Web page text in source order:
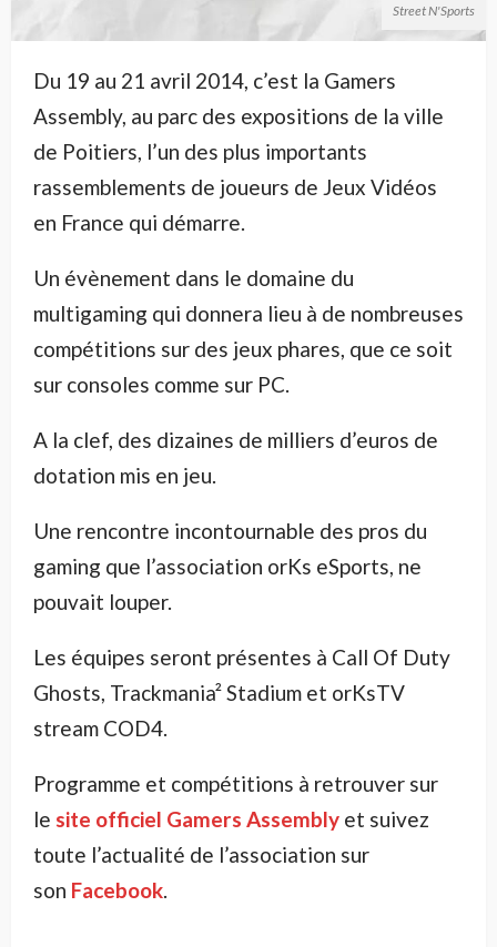
Street N'Sports
Du 19 au 21 avril 2014, c’est la Gamers
Assembly, au parc des expositions de la ville
de Poitiers, l’un des plus importants
rassemblements de joueurs de Jeux Vidéos
en France qui démarre.
Un évènement dans le domaine du
multigaming qui donnera lieu à de nombreuses
compétitions sur des jeux phares, que ce soit
sur consoles comme sur PC.
A la clef, des dizaines de milliers d’euros de
dotation mis en jeu.
Une rencontre incontournable des pros du
gaming que l’association orKs eSports, ne
pouvait louper.
Les équipes seront présentes à Call Of Duty
Ghosts, Trackmania² Stadium et orKsTV
stream COD4.
Programme et compétitions à retrouver sur
le site officiel Gamers Assembly et suivez
toute l’actualité de l’association sur
son Facebook